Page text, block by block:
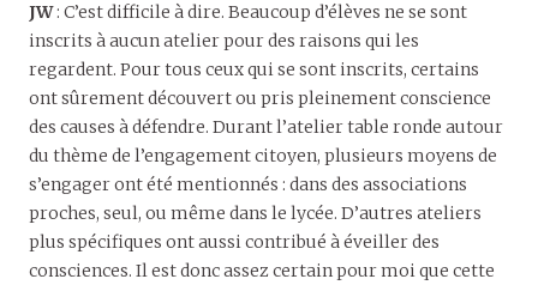
JW: C’est difficile à dire. Beaucoup d’élèves ne se sont
inscrits à aucun atelier pour des raisons qui les
regardent. Pour tous ceux qui se sont inscrits, certains
ont sûrement découvert ou pris pleinement conscience
des causes à défendre. Durant l’atelier table ronde autour
du thème de l’engagement citoyen, plusieurs moyens de
s’engager ont été mentionnés : dans des associations
proches, seul, ou même dans le lycée. D’autres ateliers
plus spécifiques ont aussi contribué à éveiller des
consciences. Il est donc assez certain pour moi que cette